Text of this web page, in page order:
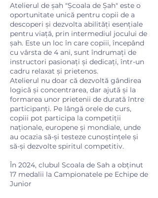
​Atelierul de șah "Școala de Șah" este o
oportunitate unică pentru copii de a
descoperi și dezvolta abilități esențiale
pentru viață, prin intermediul jocului de
șah. Este un loc în care copiii, începând
cu vârsta de 4 ani, sunt îndrumați de
instructori pasionați și dedicați, într-un
cadru relaxat și prietenos.
Atelierul nu doar că dezvoltă gândirea
logică și concentrarea, dar ajută și la
formarea unor prietenii de durată între
participanți. Pe lângă orele de curs,
copiii pot participa la competiții
naționale, europene și mondiale, unde
au ocazia să-și testeze cunoștințele și
să-și dezvolte spiritul competitiv.
​În 2024, clubul Scoala de Sah a obținut
17 medalii la Campionatele pe Echipe de
Junior